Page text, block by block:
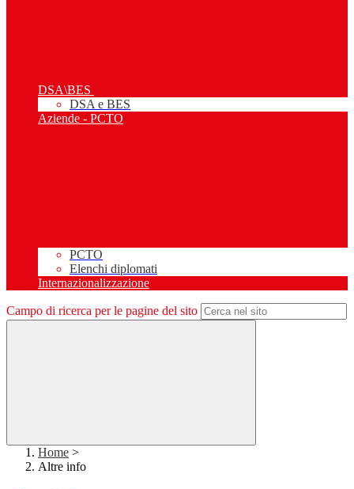
DSA\BES
DSA e BES
Aziende - PCTO
PCTO
Elenchi diplomati
Internazionalizzazione
Campo di ricerca per le pagine del sito
Home >
Altre info